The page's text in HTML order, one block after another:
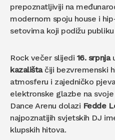
prepoznatljiviji na
modernom spoju house i
setovima koji podižu
Rock večer slijedi 16. srpnja
kazalištačiji bezvremenski
atmosferu i zajedničko
elektronske glazbe na
Dance Arenu dolazi Fedde
najpoznatijih svjetskih DJ
klupskih hitova.